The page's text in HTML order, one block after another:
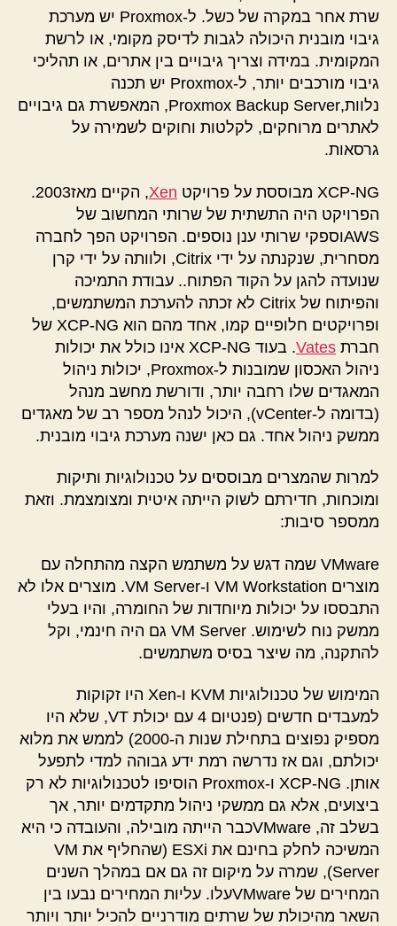
שרת אחר במקרה של כשל. ל-Proxmox יש מערכת
גיבוי מובנית היכולה לגבות לדיסק מקומי, או לרשת
המקומית. במידה וצריך גיבויים בין אתרים, או תהליכי
גיבוי מורכבים יותר, ל-Proxmox יש תכנה
נלוות,Proxmox Backup Server, המאפשרת גם גיבויים
לאתרים מרוחקים, לקלטות וחוקים לשמירה על
גרסאות.
XCP-NG מבוססת על פרויקט Xen
, הקיים מאז2003.
הפרויקט היה התשתית של שרותי המחשוב של
AWSוספקי שרותי ענן נוספים. הפרויקט הפך לחברה
מסחרית, שנקנתה על ידי Citrix, ולוותה על ידי קרן
שנועדה להגן על הקוד הפתוח.. עבודת התמיכה
והפיתוח של Citrix לא זכתה להערכת המשתמשים,
ופרויקטים חלופיים קמו, אחד מהם הוא XCP-NG של
חברת Vates
. בעוד XCP-NG אינו כולל את יכולות
ניהול האכסון שמובנות ל-Proxmox, יכולות ניהול
המאגדים שלו רחבה יותר, ודורשת מחשב מנהל
(בדומה ל-vCenter), היכול לנהל מספר רב של מאגדים
ממשק ניהול אחד. גם כאן ישנה מערכת גיבוי מובנית.
למרות שהמצרים מבוססים על טכנולוגיות ותיקות
ומוכחות, חדירתם לשוק הייתה איטית ומצומצמת. וזאת
ממספר סיבות:
VMware שמה דגש על משתמש הקצה מהתחלה עם
מוצרים VM Workstation ו-VM Server. מוצרים אלו לא
התבססו על יכולות מיוחדות של החומרה, והיו בעלי
ממשק נוח לשימוש. VM Server גם היה חינמי, וקל
להתקנה, מה שיצר בסיס משתמשים.
המימוש של טכנולוגיות KVM ו-Xen היו זקוקות
למעבדים חדשים (פנטיום 4 עם יכולת VT, שלא היו
מספיק נפוצים בתחילת שנות ה-2000) לממש את מלוא
יכולתם, וגם אז נדרשה רמת ידע גבוהה למדי לתפעל
אותן. XCP-NG ו-Proxmox הוסיפו לטכנולוגיות לא רק
ביצועים, אלא גם ממשקי ניהול מתקדמים יותר, אך
בשלב זה, VMwareכבר הייתה מובילה, והעובדה כי היא
המשיכה לחלק בחינם את ESXi (שהחליף את VM
Server), שמרה על מיקום זה גם אם במהלך השנים
המחירים של VMwareעלו. עליות המחירים נבעו בין
השאר מהיכולת של שרתים מודרניים להכיל יותר ויותר